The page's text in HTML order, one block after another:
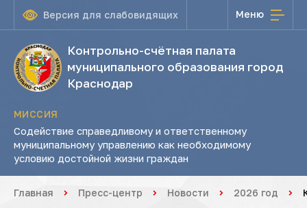
Версия для слабовидящих Меню
Контрольно-счётная палата
муниципального образования город
Краснодар
МИССИЯ
Содействие справедливому и ответственному
муниципальному управлению как необходимому
условию достойной жизни граждан
Главная Пресс-центр Новости 2026 год